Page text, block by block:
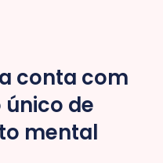
conta com
de
mental